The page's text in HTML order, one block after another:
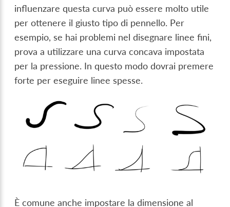
influenzare questa curva può essere molto utile
per ottenere il giusto tipo di pennello. Per
esempio, se hai problemi nel disegnare linee fini,
prova a utilizzare una curva concava impostata
per la pressione. In questo modo dovrai premere
forte per eseguire linee spesse.
È comune anche impostare la dimensione al